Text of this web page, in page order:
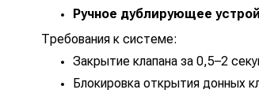
Ручное дублирующее
Требования к системе:
Закрытие клапана за 0,5–2
Блокировка открытия донных